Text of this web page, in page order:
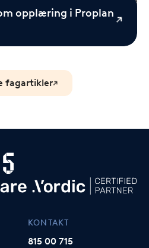
opplæring i Proplan
fagartikler
KONTAKT
815 00 715